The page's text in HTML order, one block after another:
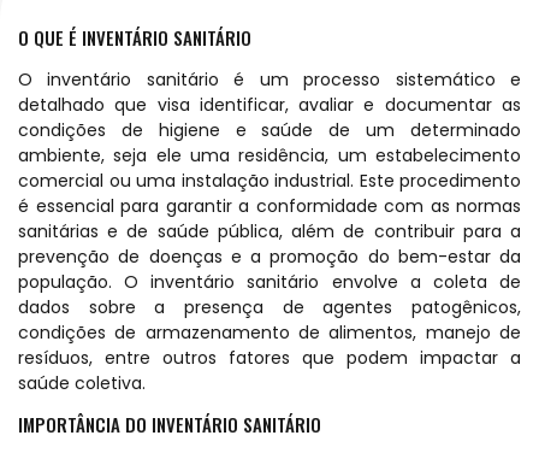
O QUE É INVENTÁRIO SANITÁRIO
O inventário sanitário é um processo sistemático e
detalhado que visa identificar, avaliar e documentar as
condições de higiene e saúde de um determinado
ambiente, seja ele uma residência, um estabelecimento
comercial ou uma instalação industrial. Este procedimento
é essencial para garantir a conformidade com as normas
sanitárias e de saúde pública, além de contribuir para a
prevenção de doenças e a promoção do bem-estar da
população. O inventário sanitário envolve a coleta de
dados sobre a presença de agentes patogênicos,
condições de armazenamento de alimentos, manejo de
resíduos, entre outros fatores que podem impactar a
saúde coletiva.
IMPORTÂNCIA DO INVENTÁRIO SANITÁRIO